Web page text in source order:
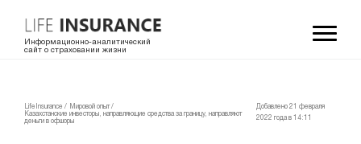
Информационно-аналитический
сайт о страховании жизни
LifeInsurance / Мировой опыт/
Казахстанские инвесторы, направляющие средства за границу, направляют
деньги в офшоры
Добавлено 21 февраля
2022 года в 14:11